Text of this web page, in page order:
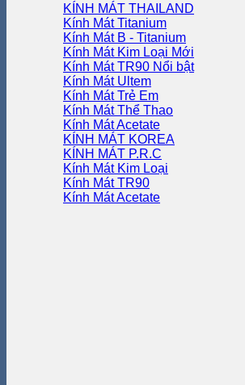
KÍNH MÁT THAILAND
Kính Mát Titanium
Kính Mát B - Titanium
Kính Mát Kim Loại
Kính Mát TR90
Kính Mát Ultem
Kính Mát Trẻ Em
Kính Mát Thể Thao
Kính Mát Acetate
KÍNH MÁT KOREA
KÍNH MÁT P.R.C
Kính Mát Kim Loại
Kính Mát TR90
Kính Mát Acetate